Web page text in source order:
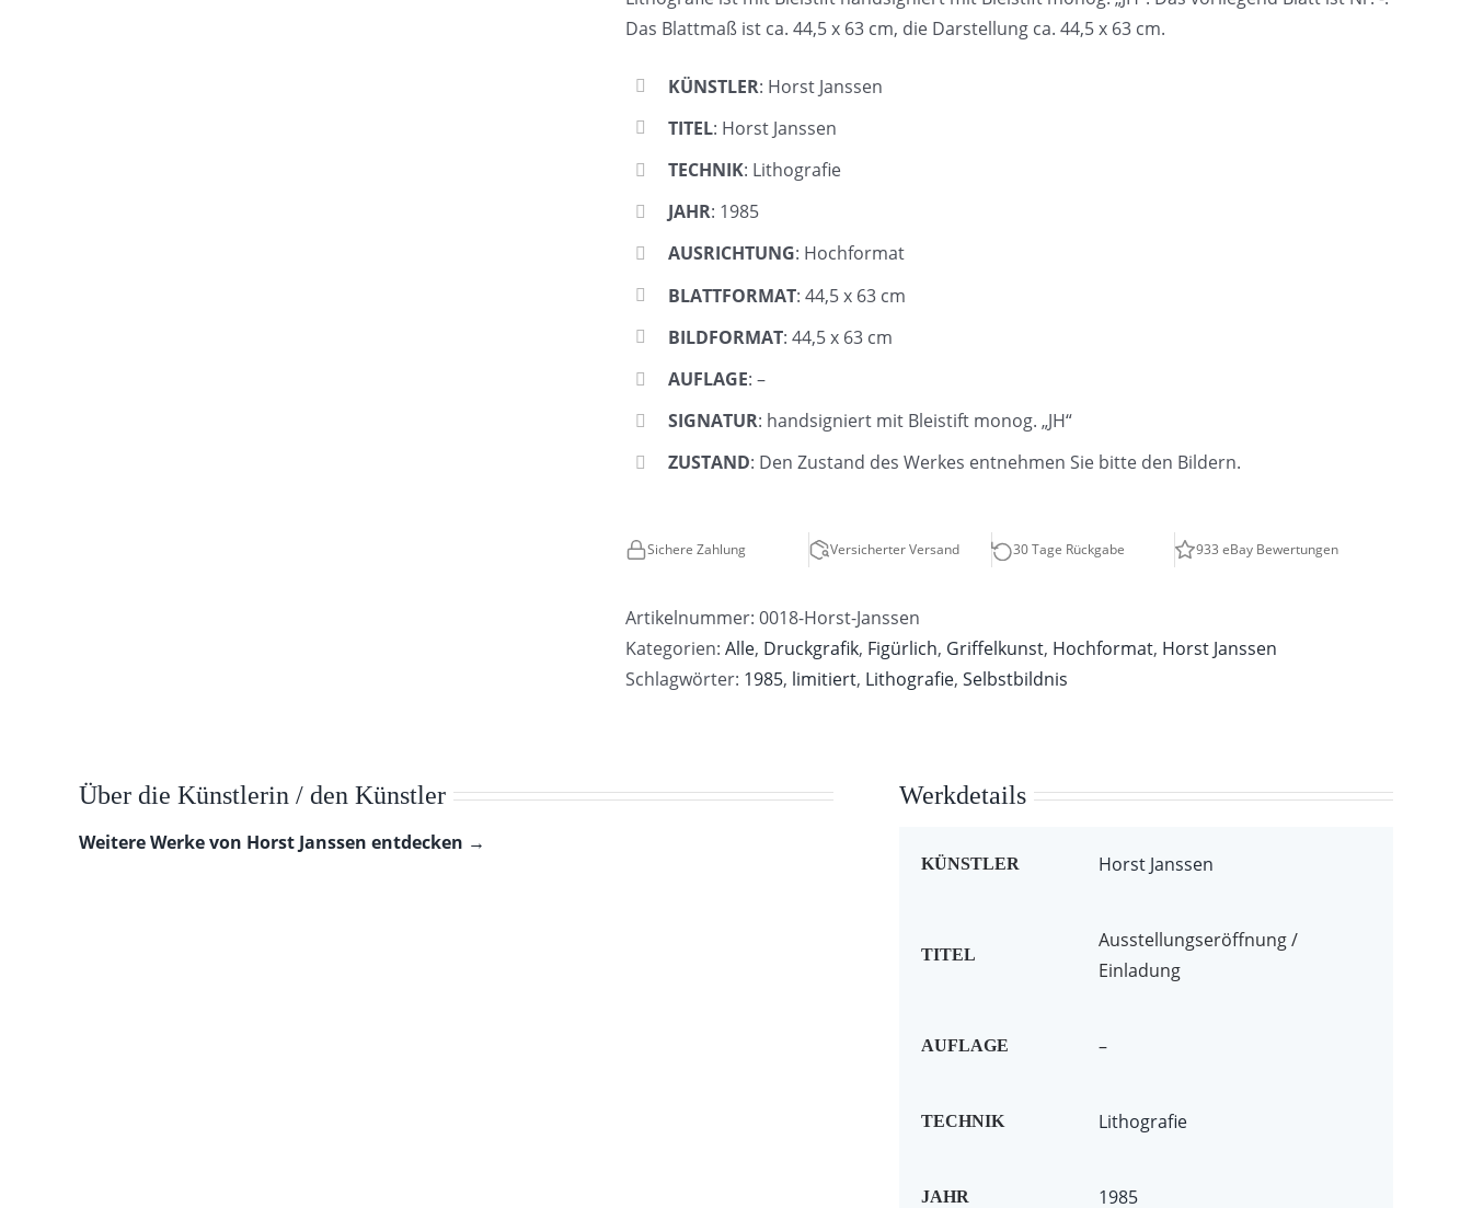
Das Blattmaß ist ca. 44,5 x 63 cm, die Darstellung ca. 44,5 x 63 cm.
KÜNSTLER: Horst Janssen
TITEL: Horst Janssen
TECHNIK: Lithografie
JAHR: 1985
AUSRICHTUNG: Hochformat
BLATTFORMAT: 44,5 x 63 cm
BILDFORMAT: 44,5 x 63 cm
AUFLAGE: –
SIGNATUR: handsigniert mit Bleistift monog. „JH“
ZUSTAND: Den Zustand des Werkes entnehmen Sie bitte den Bildern.
Sichere Zahlung Versicherter Versand 30 Tage Rückgabe 933 eBay Bewertungen
Artikelnummer:0018-Horst-Janssen
Kategorien:Alle, Druckgrafik, Figürlich, Griffelkunst, Hochformat, Horst Janssen
Schlagwörter: 1985, limitiert, Lithografie,Selbstbildnis
Über die Künstlerin / den Künstler
Weitere Werke von Horst Janssen entdecken →
Werkdetails
KÜNSTLER Horst Janssen
TITEL
Ausstellungseröffnung /
Einladung
AUFLAGE –
TECHNIK Lithografie
JAHR 1985